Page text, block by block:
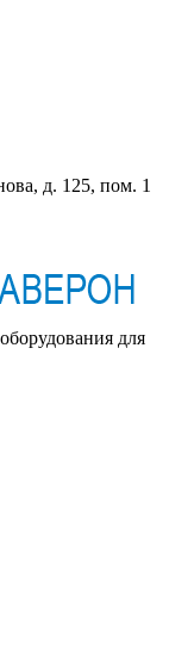
д. 125, пом. 1
для